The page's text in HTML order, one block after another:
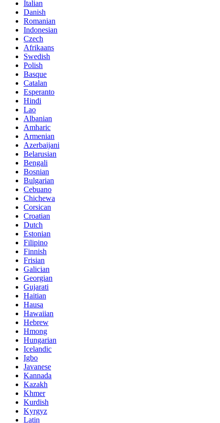
Italian
Danish
Romanian
Indonesian
Czech
Afrikaans
Swedish
Polish
Basque
Catalan
Esperanto
Hindi
Lao
Albanian
Amharic
Armenian
Azerbaijani
Belarusian
Bengali
Bosnian
Bulgarian
Cebuano
Chichewa
Corsican
Croatian
Dutch
Estonian
Filipino
Finnish
Frisian
Galician
Georgian
Gujarati
Haitian
Hausa
Hawaiian
Hebrew
Hmong
Hungarian
Icelandic
Igbo
Javanese
Kannada
Kazakh
Khmer
Kurdish
Kyrgyz
Latin